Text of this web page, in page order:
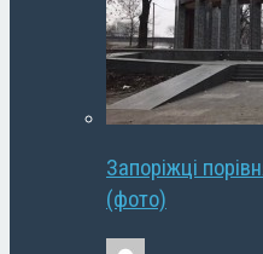
Запоріжці
(фото)